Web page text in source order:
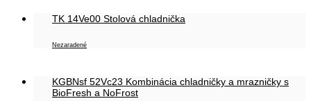
TK 14Ve00 Stolová chladnička
Nezaradené
KGBNsf 52Vc23 Kombinácia chladničky a mrazničky s
BioFresh a NoFrost